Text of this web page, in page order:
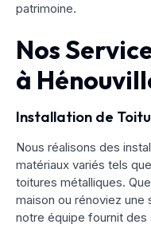
patrimoine.
Nos
à
Installation de
Nous réalisons des
matériaux variés tels
toitures métalliques.
maison ou rénoviez une
notre équipe fournit